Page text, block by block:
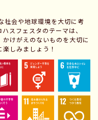
社会や地球環境を大切に考
スフェスタのテーマは、
かけがえのないものを大切に
しみましょう！